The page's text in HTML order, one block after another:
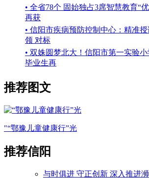
• 全省78个 固始独占3席智慧教育“
再获
• 信阳市疾病预防控制中心：精准
领 对标
• 双姝圆梦北大！信阳市第一实验
毕业生再
推荐图文
"“鄂豫儿童健康行”光
推荐信阳
与时俱进 守正创新 深入推进浉